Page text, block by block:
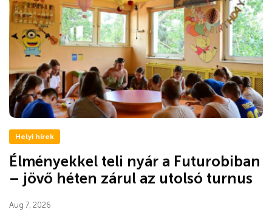
Helyi hírek
Élményekkel teli nyár a Futurobiban
– jövő héten zárul az utolsó turnus
Aug 7, 2026